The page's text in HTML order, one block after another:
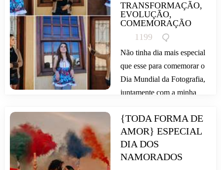
TRANSFORMAÇÃO,
EVOLUÇÃO,
COMEMORAÇÃO
1199
Não tinha dia mais especial
que esse para comemorar o
Dia Mundial da Fotografia,
juntamente com a minha
transformação como...
{TODA FORMA DE
AMOR} ESPECIAL
DIA DOS
NAMORADOS